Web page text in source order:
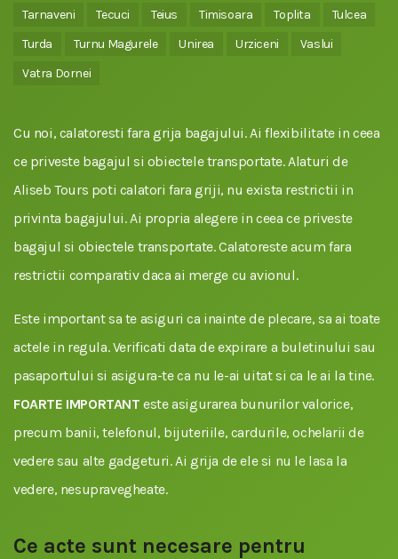
Tarnaveni
Tecuci Teius Timisoara Toplita
Tulcea
Turda
Turnu Magurele Unirea Urziceni
Vaslui
Vatra Dornei
Cu noi, calatoresti fara grija bagajului. Ai flexibilitate in ceea
ce priveste bagajul si obiectele transportate. Alaturi de
Aliseb Tours poti calatori fara griji, nu exista restrictii in
privinta bagajului. Ai propria alegere in ceea ce priveste
bagajul si obiectele transportate. Calatoreste acum fara
restrictii comparativ daca ai merge cu avionul.
Este important sa te asiguri ca inainte de plecare, sa ai toate
actele in regula. Verificati data de expirare a buletinului sau
pasaportului si asigura-te ca nu le-ai uitat si ca le ai la tine.
FOARTE IMPORTANT este asigurarea bunurilor valorice,
precum banii, telefonul, bijuteriile, cardurile, ochelarii de
vedere sau alte gadgeturi. Ai grija de ele si nu le lasa la
vedere, nesupravegheate.
Ce acte sunt necesare pentru